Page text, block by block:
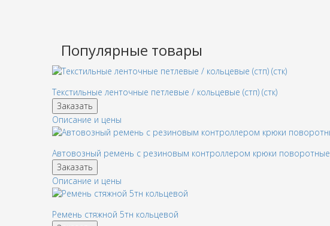
Популярные товары
Текстильные ленточные петлевые / кольцевые (стп) (стк)
Заказать
Описание и цены
Автовозный ремень с резиновым контроллером крюки поворотные
Заказать
Описание и цены
Ремень стяжной 5тн кольцевой